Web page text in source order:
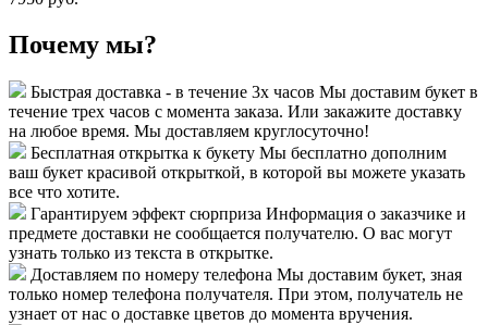
Почему мы?
Быстрая доставка - в течение 3х часов Мы доставим букет в
течение трех часов с момента заказа. Или закажите доставку
на любое время. Мы доставляем круглосуточно!
Бесплатная открытка к букету Мы бесплатно дополним
ваш букет красивой открыткой, в которой вы можете указать
все что хотите.
Гарантируем эффект сюрприза Информация о заказчике и
предмете доставки не сообщается получателю. О вас могут
узнать только из текста в открытке.
Доставляем по номеру телефона Мы доставим букет, зная
только номер телефона получателя. При этом, получатель не
узнает от нас о доставке цветов до момента вручения.